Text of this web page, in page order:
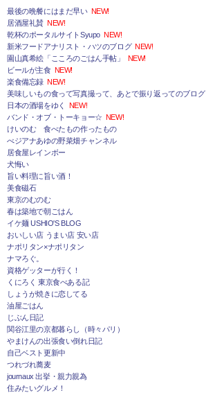
最後の晩餐にはまだ早い NEW!
居酒屋礼賛 NEW!
乾杯のポータルサイトSyupo NEW!
新米フードアナリスト・ハツのブログ NEW!
園山真希絵「こころのごはん手帖」
NEW!
ビールが主食 NEW!
楽食備忘録 NEW!
美味しいもの食って写真撮って、あとで振り返ってのブログ
日本の酒場をゆく
NEW!
バンド・オブ・トーキョー☆ NEW!
けいのむ 食べたもの作ったもの
べジアナあゆの野菜畑チャンネル
居食屋レインボー
犬悔い
旨い料理に旨い酒！
美食磁石
東京のむのむ
春は築地で朝ごはん
イケ麺 USHIO'S BLOG
おいしい店 うまい店 安い店
ナポリタン×ナポリタン
ナマろぐ。
資格ゲッターが行く！
くにろく 東京食べある記
しょうが焼きに恋してる
油屋ごはん
じぶん日記
関谷江里の京都暮らし（時々パリ）
やまけんの出張食い倒れ日記
自己ベスト更新中
つれづれ蕎麦
journaux 出挙・親力親為
住みたいグルメ！